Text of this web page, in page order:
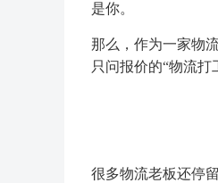
是你。
那么，作为一家物
只问报价的“物流打
很多物流老板还停